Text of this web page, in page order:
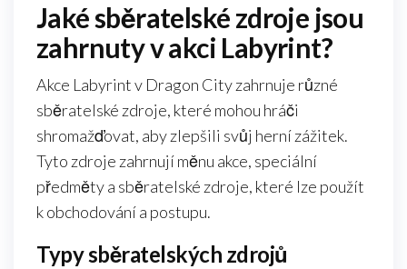
Jaké sběratelské zdroje jsou
zahrnuty v akci Labyrint?
Akce Labyrint v Dragon City zahrnuje různé
sběratelské zdroje, které mohou hráči
shromažďovat, aby zlepšili svůj herní zážitek.
Tyto zdroje zahrnují měnu akce, speciální
předměty a sběratelské zdroje, které lze použít
k obchodování a postupu.
Typy sběratelských zdrojů